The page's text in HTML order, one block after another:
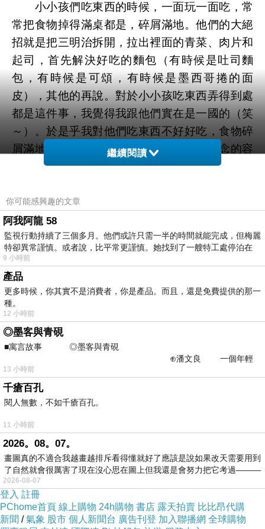
小小孩們吃東西的時候，一面玩一面吃，常
常把食物掉得滿桌都是，碎屑滿地。他們的大絕
招就是把三明治拆開，拉出裡面的青菜、肉片和
起司，首先解決好吃的麵包（有時候是吐司麵
包，有時候是可頌，有時候是墨西哥捲的面
皮），其他的再說。對於小小孩吃東西弄得到處
都是這件事，我覺得我跟他們實在是一國的（笑
～）。於是乎我對他們吃東西不好好吃，食物碎
屑滿地都是讓老師必須一邊清理一邊碎碎念的容
忍度就比較高。因為老師也常常把麵包屑弄得滿
時候也常常有不小心（？）灑出來的時候，實在
是沒有什麼立場去叫小小孩乖乖的吃東西。坐得
好好的在位置上像個乖仔一樣吃東西，就讓我覺
得非常欣慰了。
和小小孩在一起的日子，讓我覺得媽媽好偉
大，老師真不好當。因為不是自己的小孩，所以
對小孩的耐心還是有限，雖然沒有真的發怒
（？），可是對於有些小小孩莫名的固執、莫名
的哭鬧、莫名的不乖的那個當下，還真的是深深
的感覺到力不從心的無力感。不過話說回來，被
小小孩圍繞著，被小小孩一次又一次用稚嫩的聲
音操著不標準的國語含糊的叫著我的名字的時
常想著：被依賴的感覺真好。噢，原來我也可以
是別人的依賴，而不一定要依賴人。瞧，是不是
我長大了呢？
不知不覺，我就愛上了這些小小孩。剛開始
還想著要離他們遠遠的，免得他們以後長大就忘
記我了。結果，我還是陷入了小小孩的網羅，已
繼續閱讀
你可能感興趣的文章
阿我阿龍 58
監視行動持續了三個多月。他們或許只需一半的時間就能完成，但梅麗
特卻異常謹慎。或者說，比平常更謹慎。她找到了一艘特工處停泊在
9 小時前
產品
更多時候，你其實不是消費者，你是產品。而且，還是免費提供的那一
種。
12 小時前
◎墨客與青硯
■寓言故事 ◎墨客與青硯
⊕潘文良 一個年輕
的墨客，在京城的古玩肆裡
13 小時前
千瘡百孔
閱人無數，不如千瘡百孔。
11 小時前
2026。08。07。
畫圖真的不適合我越畫越排斥看得懂就好了應該是說如果改天需要用到
了自然就會很厲害了現在沒心思在圖上但我還是會努力把它考過———
2026-08-07
登入 註冊
PChome首頁 線上購物 24h購物 書店 露天拍賣 比比昂代購
新聞 /氣象 股市 個人新聞台 廣告刊登 加入聯播網 全球購物